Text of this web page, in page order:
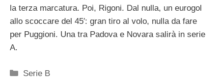
la terza marcatura. Poi, Rigoni. Dal nulla, un eurogol
allo scoccare del 45′: gran tiro al volo, nulla da fare
per Puggioni. Una tra Padova e Novara salirà in serie
A.
Categorie
Serie B